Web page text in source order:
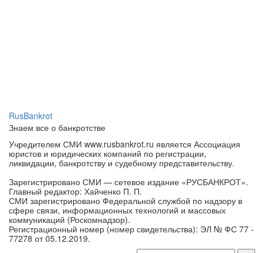
RusBankrot
Знаем все о банкротстве
Учредителем СМИ www.rusbankrot.ru является Ассоциация
юристов и юридических компаний по регистрации,
ликвидации, банкротству и судебному представительству.
Зарегистрировано СМИ — сетевое издание «РУСБАНКРОТ».
Главный редактор: Хайченко П. П.
СМИ зарегистрировано Федеральной службой по надзору в
сфере связи, информационных технологий и массовых
коммуникаций (Роскомнадзор).
Регистрационный номер (номер свидетельства): ЭЛ № ФС 77 -
77278 от 05.12.2019.